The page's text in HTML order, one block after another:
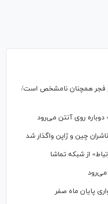
فجر همچنان نامشخص است/
روی آنتن می‌رود
چین و ژاپن واگذار شد
از شبکه تماشا
می‌رود
پایان ماه صفر